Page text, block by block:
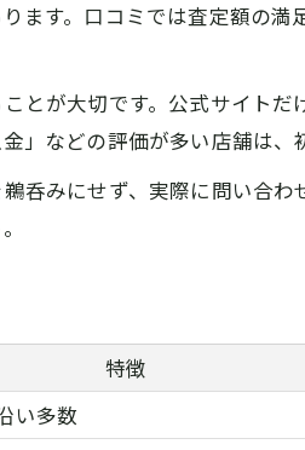
ます。口コミでは査定額の
とが大切です。公式サイト
」などの評価が多い店舗は、
呑みにせず、実際に問い合
特徴
い多数